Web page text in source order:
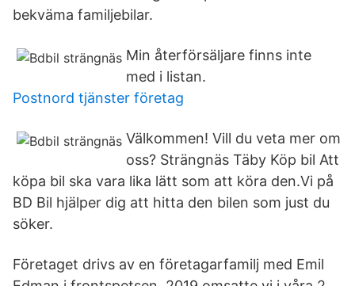
bekväma familjebilar.
Min återförsäljare finns inte
med i listan.
Postnord tjänster företag
Välkommen! Vill du veta mer om
oss? Strängnäs Täby Köp bil Att
köpa bil ska vara lika lätt som att köra den.Vi på
BD Bil hjälper dig att hitta den bilen som just du
söker.
Företaget drivs av en företagarfamilj med Emil